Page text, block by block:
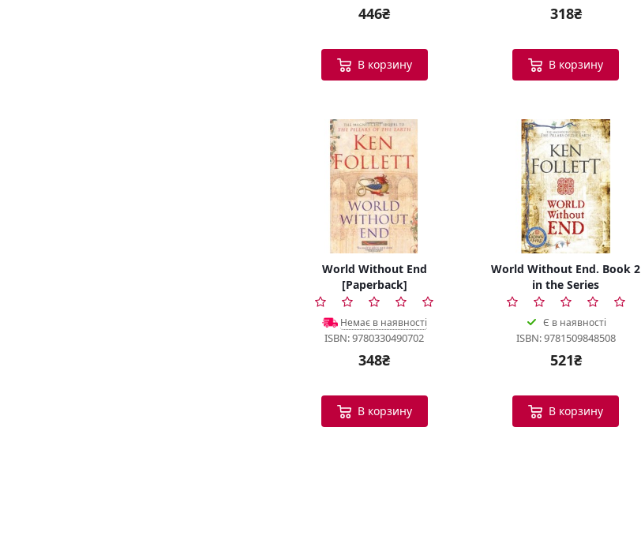
446₴
В корзину
318₴
В корзину
World Without End
[Paperback]
Немає в наявності
ISBN: 9780330490702
348₴
В корзину
World Without End. Book 2
in the Series
Є в наявності
ISBN: 9781509848508
521₴
В корзину